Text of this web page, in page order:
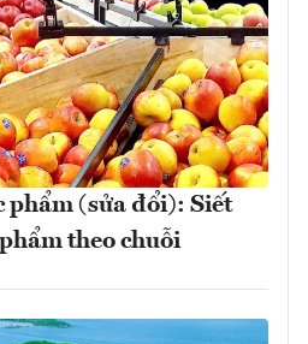
phẩm (sửa đổi): Siết
theo chuỗi